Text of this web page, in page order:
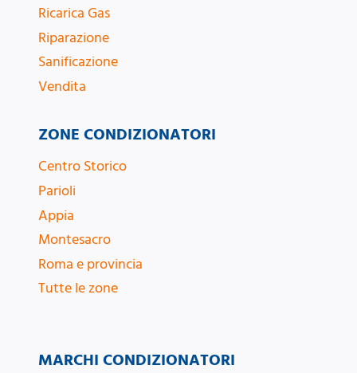
ZONE CONDIZIONATORI
Centro Storico
Parioli
Appia
Montesacro
Roma e provincia
Tutte le zone
Ricarica Gas
Riparazione
Sanificazione
Vendita
MARCHI CONDIZIONATORI